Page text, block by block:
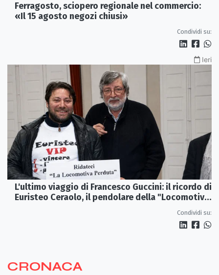
Ferragosto, sciopero regionale nel commercio:
«Il 15 agosto negozi chiusi»
Condividi su:
Ieri
L'ultimo viaggio di Francesco Guccini: il ricordo di
Euristeo Ceraolo, il pendolare della "Locomotiva
Condividi su:
CRONACA